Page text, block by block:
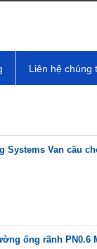
Liên hệ chúng
Systems Van cầu
ống rãnh PN0.6